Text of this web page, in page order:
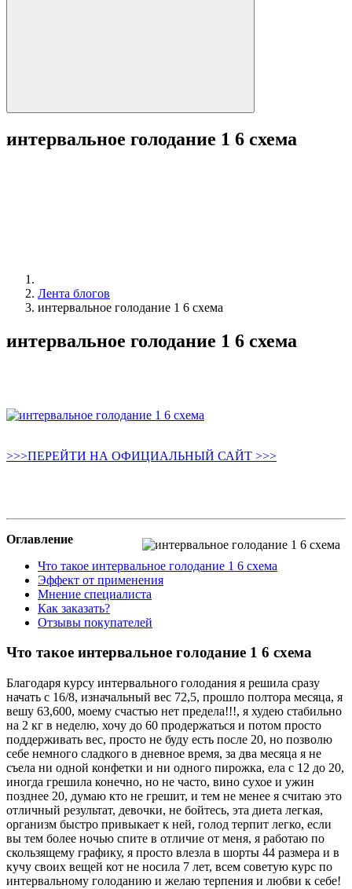
интервальное голодание 1 6 схема
Лента блогов
интервальное голодание 1 6 схема
интервальное голодание 1 6 схема
>>>ПЕРЕЙТИ НА ОФИЦИАЛЬНЫЙ САЙТ >>>
Оглавление
Что такое интервальное голодание 1 6 схема
Эффект от применения
Мнение специалиста
Как заказать?
Отзывы покупателей
Что такое интервальное голодание 1 6 схема
Благодаря курсу интервального голодания я решила сразу
начать с 16/8, изначальный вес 72,5, прошло полтора месяца, я
вешу 63,600, моему счастью нет предела!!!, я худею стабильно
на 2 кг в неделю, хочу до 60 продержаться и потом просто
поддерживать вес, просто не буду есть после 20, но позволю
себе немного сладкого в дневное время, за два месяца я не
съела ни одной конфетки и ни одного пирожка, ела с 12 до 20,
иногда грешила конечно, но не часто, вино сухое и ужин
позднее 20, думаю кто не грешит, и тем не менее я считаю это
отличный результат, девочки, не бойтесь, эта диета легкая,
организм быстро привыкает к ней, голод терпит легко, если
вы тем более ночью спите в отличие от меня, я работаю по
скользящему графику, я просто влезла в шорты 44 размера и в
кучу своих вещей кот не носила 7 лет, всем советую курс по
интервальному голоданию и желаю терпения и любви к себе!